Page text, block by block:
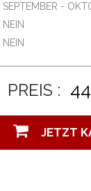
SEPTEMBER -
NEIN
NEIN
PREIS :
JETZT